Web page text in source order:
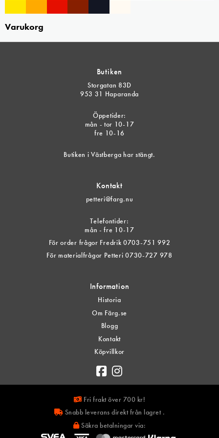
Varukorg
Butiken
Storgatan 83D
953 31 Haparanda
Öppetider:
mån - tor 10-17
fre 10-16
Butiken i Västberga har stängt.
Kontakt
petteri@farg.nu
Telefontider:
mån - fre 10-17
För order frågor Fredrik 0703-751 992
För materialfrågor Petteri 0730-727 978
Information
Historia
Om Färg.se
Blogg
Kontakt
Köpvillkor
Fri frakt över 700 kr!
Snabb leverans direkt från lagret .
Säkra betalningar via: